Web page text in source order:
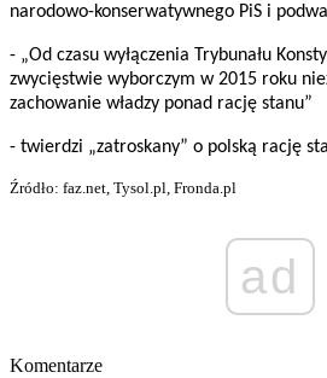
narodowo-konserwatywnego PiS i
- „Od czasu wyłączenia Trybunału
zwycięstwie wyborczym w 2015 roku
zachowanie władzy ponad rację stanu”
- twierdzi „zatroskany” o polską rację
Źródło: faz.net, Tysol.pl, Fronda.pl
ad
Komentarze